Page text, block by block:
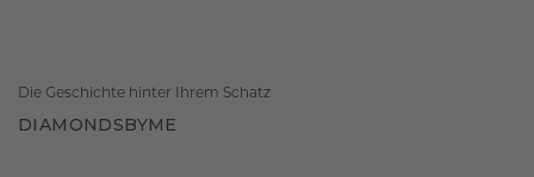
Die Geschichte hinter Ihrem Schatz
DIAMONDSBYME